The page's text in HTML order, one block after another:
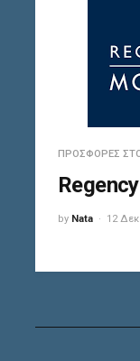
ΠΡΟΣΦΟΡΈΣ
by Nata 12